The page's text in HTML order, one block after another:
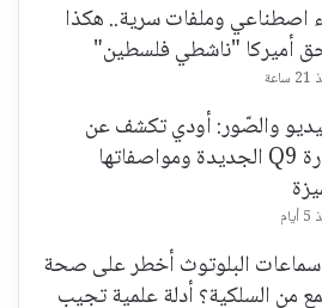
اصطناعي وملفات سرية.. هكذا
أميركا "ناشطي فلسطين"
والصّور: أودي تكشف عن
سيارة Q9 الجديدة ومواصفاتها
البلوتوث أخطر على صحة
من السلكية؟ أدلة علمية تجيب